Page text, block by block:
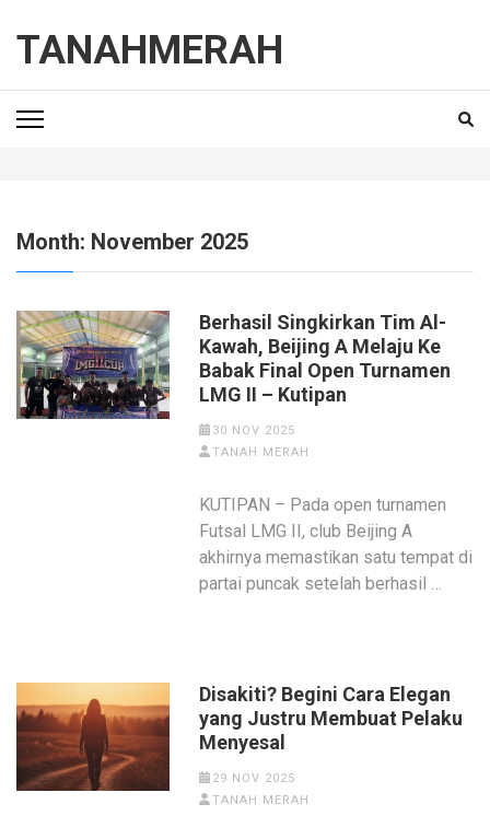
content
(Press
Enter)
TANAHMERAH
Month: November 2025
Berhasil Singkirkan Tim Al-
Kawah, Beijing A Melaju Ke
Babak Final Open Turnamen
LMG II – Kutipan
30 NOV 2025
TANAH MERAH
KUTIPAN – Pada open turnamen
Futsal LMG II, club Beijing A
akhirnya memastikan satu tempat di
partai puncak setelah berhasil …
Disakiti? Begini Cara Elegan
yang Justru Membuat Pelaku
Menyesal
29 NOV 2025
TANAH MERAH